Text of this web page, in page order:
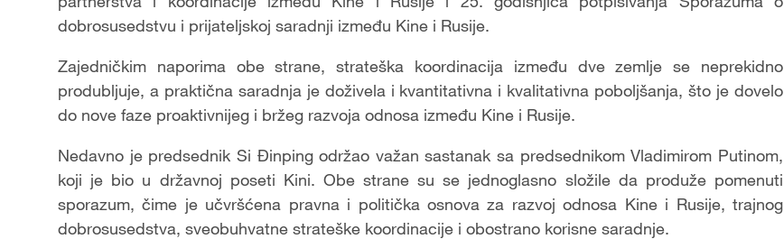
dobrosusedstvu i prijateljskoj saradnji između Kine i Rusije.
Zajedničkim naporima obe strane, strateška koordinacija između dve zemlje se neprekidno
produbljuje, a praktična saradnja je doživela i kvantitativna i kvalitativna poboljšanja, što je dovelo
do nove faze proaktivnijeg i bržeg razvoja odnosa između Kine i Rusije.
Nedavno je predsednik Si Đinping održao važan sastanak sa predsednikom Vladimirom Putinom,
koji je bio u državnoj poseti Kini. Obe strane su se jednoglasno složile da produže pomenuti
sporazum, čime je učvršćena pravna i politička osnova za razvoj odnosa Kine i Rusije, trajnog
dobrosusedstva, sveobuhvatne strateške koordinacije i obostrano korisne saradnje.